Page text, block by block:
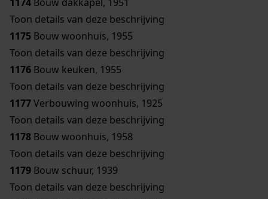
Toon details van deze beschrijving
1175 Bouw woonhuis, 1955
Toon details van deze beschrijving
1176 Bouw keuken, 1955
Toon details van deze beschrijving
1177Verbouwing woonhuis, 1925
Toon details van deze beschrijving
1178 Bouw woonhuis, 1958
Toon details van deze beschrijving
1179 Bouw schuur, 1939
Toon details van deze beschrijving